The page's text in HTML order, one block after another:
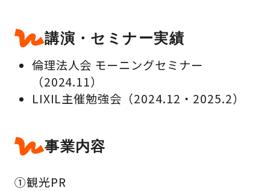
講演・セミナー実績
倫理法人会 モーニングセミナー
（2024.11）
LIXIL主催勉強会（2024.12・2025.2）
事業内容
①観光PR